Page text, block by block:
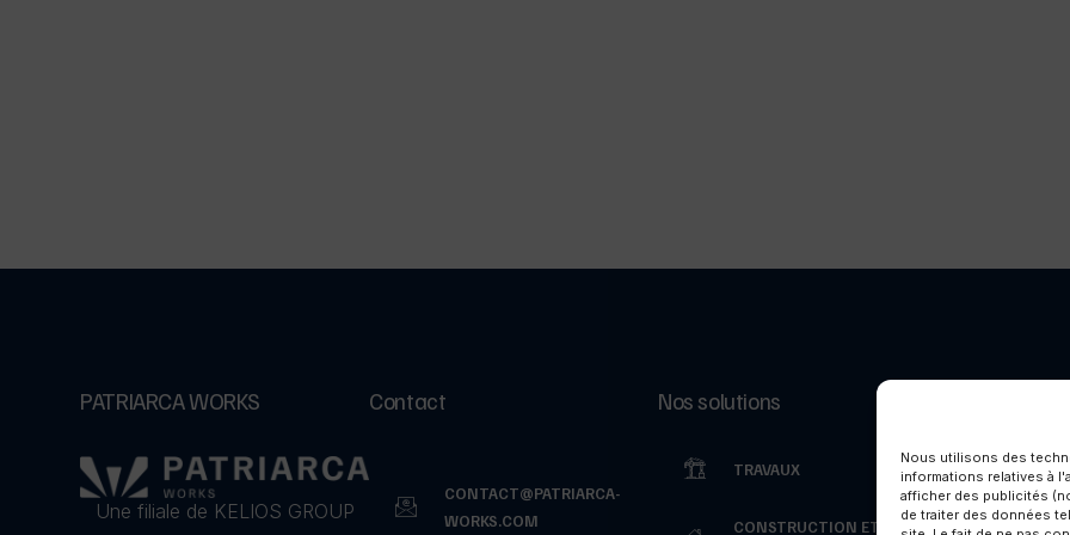
Nous utilisons des
informations relatives à
afficher des publicités
de traiter des données
PATRIARCA WORKS
Une filiale de KELIOS GROUP
Contact
CONTACT@PATRIARCA-
WORKS.COM
Nos solutions
TRAVAUX
CONSTRUCTION ET